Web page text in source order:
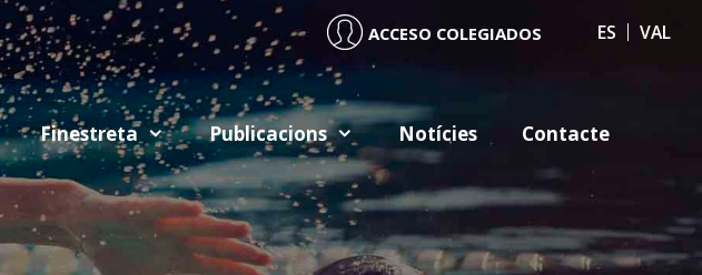
ACCESO COLEGIADOS ES VAL
Finestreta Publicacions Notícies Contacte